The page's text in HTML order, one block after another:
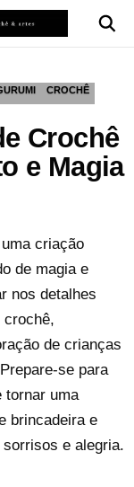
CROCHÊ
Crochê
e Magia
criação
de magia e
nos detalhes
crochê,
de crianças
se para
tornar uma
brincadeira e
e alegria.